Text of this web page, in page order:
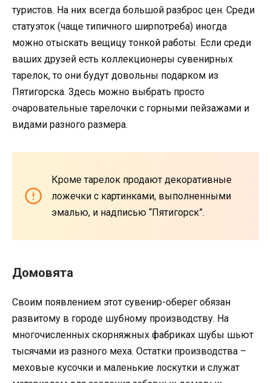
туристов. На них всегда большой разброс цен. Среди
статуэток (чаще типичного ширпотреба) иногда
можно отыскать вещицу тонкой работы. Если среди
ваших друзей есть коллекционеры сувенирных
тарелок, то они будут довольны подарком из
Пятигорска. Здесь можно выбрать просто
очаровательные тарелочки с горными пейзажами и
видами разного размера.
Кроме тарелок продают декоративные
ложечки с картинками, выполненными
эмалью, и надписью “Пятигорск”.
Домовята
Своим появлением этот сувенир-оберег обязан
развитому в городе шубному производству. На
многочисленных скорняжных фабриках шубы шьют
тысячами из разного меха. Остатки производства –
меховые кусочки и маленькие лоскутки и служат